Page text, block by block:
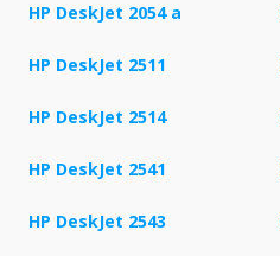
HP DeskJet 2054 a
HP DeskJet 2511
HP DeskJet 2514
HP DeskJet 2541
HP DeskJet 2543